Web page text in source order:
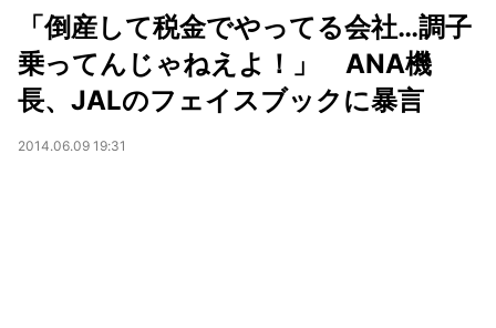
「倒産して税金でやってる会社…調子
乗ってんじゃねえよ！」 ANA機
長、JALのフェイスブックに暴言
2014.06.09 19:31